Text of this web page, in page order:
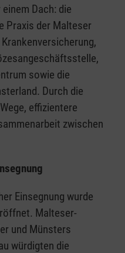
Dach: die
Praxis der Malteser
sowie die
Durch die
effizientere
zwischen
Einsegnung wurde
Malteser-
und Münsters
würdigten die